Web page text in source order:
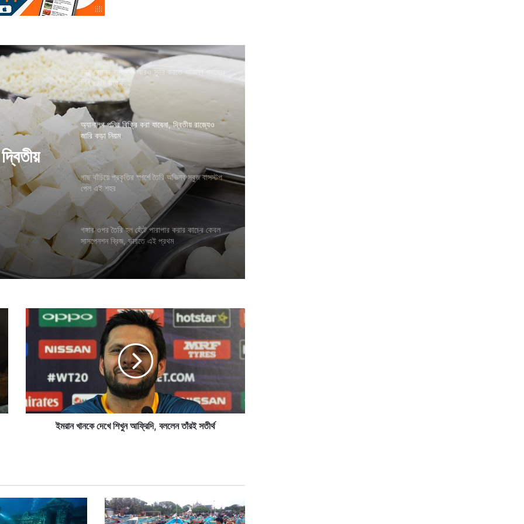
সবুজ
ভাই বোনের বন্ধনকে আরও সুন্দর করতে অভিনব পদক্ষেপ
নিল ৩৪টি ডাকঘর
অ্যানালগ পনির বিক্রি করা যাবেনা, দ্বিতীয় রাজ্যেও
জারি কড়া নিয়ম
গাছ বাঁচিয়ে প্রকৃতির স্পর্শে তৈরি অভিনব সবুজ বাসস্টপ
পেল এই শহর
গঙ্গার ওপর তৈরি হল হেঁটে পারাপার করার কাচের কেবল
সাসপেনশন ব্রিজ, ভারতে এই প্রথম
ম
দে
খে
দি
,
ব
ইমরান খানকে দেখে শিখুন আফ্রিদি, বললেন তাঁরই সতীর্থ